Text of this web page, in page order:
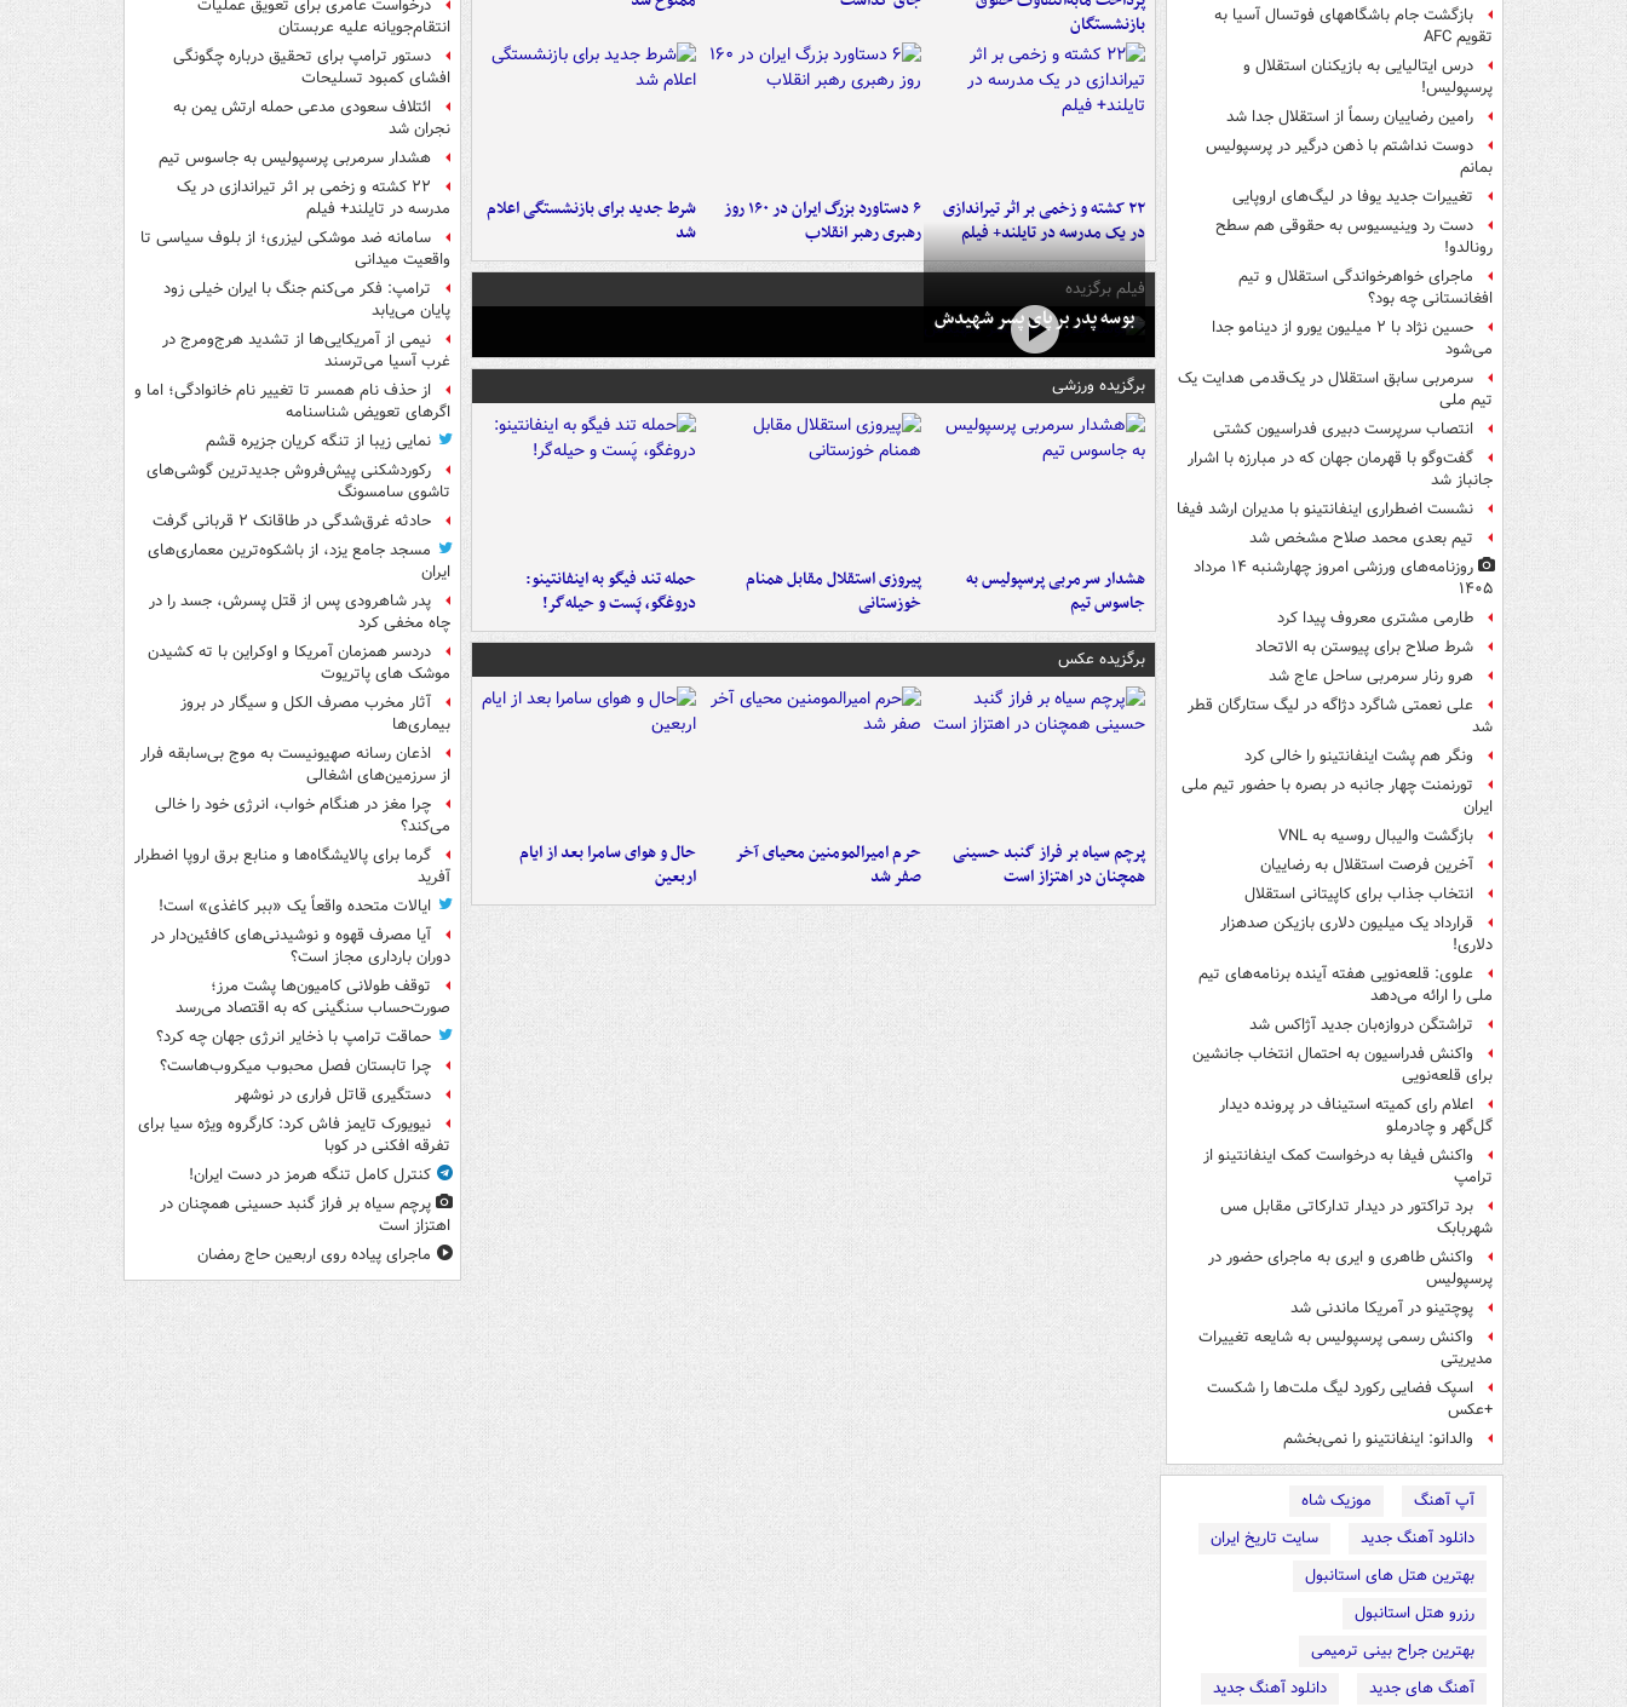
بازگشت جام باشگاههای فوتسال آسیا به
تقویم AFC
درس ایتالیایی‌ به بازیکنان استقلال و
پرسپولیس!
رامین رضاییان رسماً از استقلال جدا شد
دوست نداشتم با ذهن درگیر در پرسپولیس
بمانم
تغییرات جدید یوفا در لیگ‌های اروپایی
دست رد وینیسیوس به حقوقی هم سطح
رونالدو!
ماجرای خواهرخواندگی استقلال و تیم
افغانستانی چه بود؟
حسین نژاد با ۲ میلیون یورو از دینامو جدا
می‌شود
سرمربی سابق استقلال در یک‌قدمی هدایت یک
تیم ملی
انتصاب سرپرست دبیری فدراسیون کشتی
گفت‌وگو با قهرمان جهان که در مبارزه با اشرار
جانباز شد
نشست اضطراری اینفانتینو با مدیران ارشد فیفا
تیم بعدی محمد صلاح مشخص شد
روزنامه‌های ورزشی امروز چهارشنبه ۱۴ مرداد
۱۴۰۵
طارمی مشتری معروف پیدا کرد
شرط صلاح برای پیوستن به الاتحاد
هرو رنار سرمربی ساحل عاج شد
علی نعمتی شاگرد دژاگه در لیگ ستارگان قطر
شد
ونگر هم پشت اینفانتینو را خالی کرد
تورنمنت چهار جانبه در بصره با حضور تیم ملی
ایران
بازگشت والیبال روسیه به VNL
آخرین فرصت استقلال به رضاییان
انتخاب جذاب برای کاپیتانی استقلال
قرارداد یک میلیون دلاری بازیکن صدهزار
دلاری!
علوی: قلعه‌نویی هفته آینده برنامه‌های تیم
ملی را ارائه می‌دهد
تراِشتگن دروازه‌بان جدید آژاکس شد
واکنش فدراسیون به احتمال انتخاب جانشین
برای قلعه‌نویی
اعلام رای کمیته استیناف در پرونده دیدار
گل‌گهر و چادرملو
واکنش فیفا به درخواست کمک اینفانتینو از
ترامپ
برد تراکتور در دیدار تدارکاتی مقابل مس
شهربابک
واکنش طاهری و ایری به ماجرای حضور در
پرسپولیس
پوچتینو در آمریکا ماندنی شد
واکنش رسمی پرسپولیس به شایعه تغییرات
مدیریتی
اسپک فضایی رکورد لیگ ملت‌ها را شکست
+عکس
والدانو: اینفانتینو را نمی‌بخشم
آپ آهنگ
موزیک شاه
دانلود آهنگ جدید
سایت تاریخ ایران
بهترین هتل های استانبول
رزرو هتل استانبول
بهترین جراح بینی ترمیمی
آهنگ های جدید
دانلود آهنگ جدید
بازنشستگان
۲۲ کشته و زخمی بر اثر تیراندازی
در یک مدرسه در تایلند+ فیلم
۶ دستاورد بزرگ ایران در ۱۶۰ روز
رهبری رهبر انقلاب
شرط جدید برای بازنشستگی اعلام
شد
فیلم برگزیده
بوسه‌ پدر بر پای پسر شهیدش
برگزیده ورزشی
هشدار سرمربی پرسپولیس به
جاسوس تیم
پیروزی استقلال مقابل همنام
خوزستانی
حمله تند فیگو به اینفانتینو:
دروغگو، پَست‌ و حیله‌گر!
برگزیده عکس
پرچم سیاه بر فراز گنبد حسینی
همچنان در اهتزاز است
حرم امیرالمومنین محیای آخر
صفر شد
حال و هوای سامرا بعد از ایام
اربعین
درخواست عامری برای تعویق عملیات
انتقام‌جویانه علیه عربستان
دستور ترامپ برای تحقیق درباره چگونگی
افشای کمبود تسلیحات
ائتلاف سعودی مدعی حمله ارتش یمن به
نجران شد
هشدار سرمربی پرسپولیس به جاسوس تیم
۲۲ کشته و زخمی بر اثر تیراندازی در یک
مدرسه در تایلند+ فیلم
سامانه ضد موشکی لیزری؛ از بلوف سیاسی تا
واقعیت میدانی
ترامپ: فکر می‌کنم جنگ با ایران خیلی زود
پایان می‌یابد
نیمی از آمریکایی‌ها از تشدید هرج‌ومرج در
غرب آسیا می‌ترسند
از حذف نام همسر تا تغییر نام خانوادگی؛ اما و
اگرهای تعویض شناسنامه
نمایی زیبا از تنگه کریان جزیره قشم
رکوردشکنی پیش‌فروش جدیدترین گوشی‌های
تاشوی سامسونگ
حادثه غرق‌شدگی در طاقانک ۲ قربانی گرفت
مسجد جامع یزد، از باشکوه‌ترین معماری‌های
ایران
پدر شاهرودی پس از قتل پسرش، جسد را در
چاه مخفی کرد
دردسر همزمان آمریکا و اوکراین با ته کشیدن
موشک های پاتریوت
آثار مخرب مصرف الکل و سیگار در بروز
بیماری‌ها
اذعان رسانه صهیونیست به موج بی‌سابقه فرار
از سرزمین‌های اشغالی
چرا مغز در هنگام خواب، انرژی خود را خالی
می‌کند؟
گرما برای پالایشگاه‌ها و منابع برق اروپا اضطرار
آفرید
ایالات متحده واقعاً یک «ببر کاغذی» است!
آیا مصرف قهوه و نوشیدنی‌های کافئین‌دار در
دوران بارداری مجاز است؟
توقف طولانی کامیون‌ها پشت مرز؛
صورت‌حساب سنگینی که به اقتصاد می‌رسد
حماقت ترامپ با ذخایر انرژی جهان چه کرد؟
چرا تابستان فصل محبوب میکروب‌هاست؟
دستگیری قاتل فراری در نوشهر
نیویورک تایمز فاش کرد: کارگروه ویژه سیا برای
تفرقه افکنی در کوبا
کنترل کامل تنگه هرمز در دست ایران!
پرچم سیاه بر فراز گنبد حسینی همچنان در
اهتزاز است
ماجرای پیاده روی اربعین حاج رمضان